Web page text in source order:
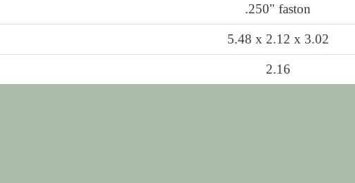
.250" faston
5.48 x 2.12 x 3.02
2.16